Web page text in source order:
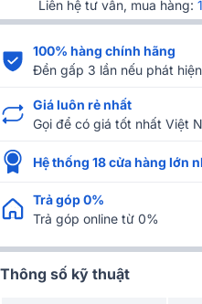
Liên hệ tư vấn, mua hàng:
100% hàng chính hãng
Đền gấp 3 lần nếu phát
Giá luôn rẻ nhất
Gọi để có giá tốt nhất Việt
Hệ thống 18 cửa hàng lớn
Trả góp 0%
Trả góp online từ 0%
Thông số kỹ thuật